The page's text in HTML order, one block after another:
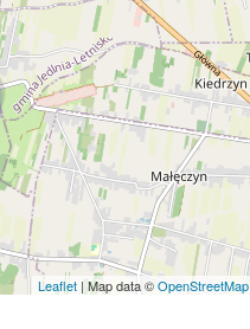
Leaflet | Map data ©OpenStreetMap